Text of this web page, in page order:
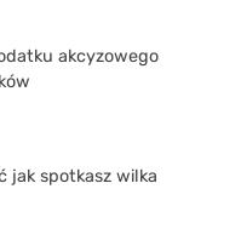
akcyzowego
jak spotkasz wilka